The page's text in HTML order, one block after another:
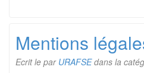
Mentions
Ecrit le par URAFSEdans la